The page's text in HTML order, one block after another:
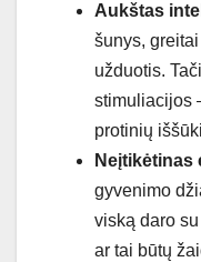
Aukštas
šunys,
užduotis.
stimuliacijos
protinių
Neįtikėtinas
gyvenimo
viską daro
ar tai būtų